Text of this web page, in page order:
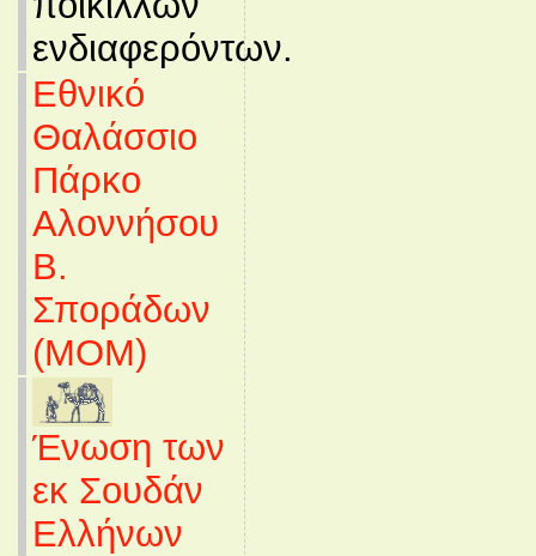
ενδιαφερόντων.
Εθνικό
Θαλάσσιο
Πάρκο
Αλοννήσου
Β.
Σποράδων
(MOM)
Ένωση των
εκ Σουδάν
Ελλήνων